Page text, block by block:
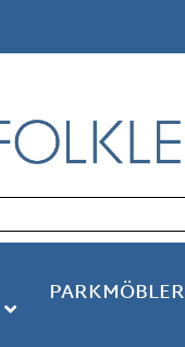
PARKMÖBLER